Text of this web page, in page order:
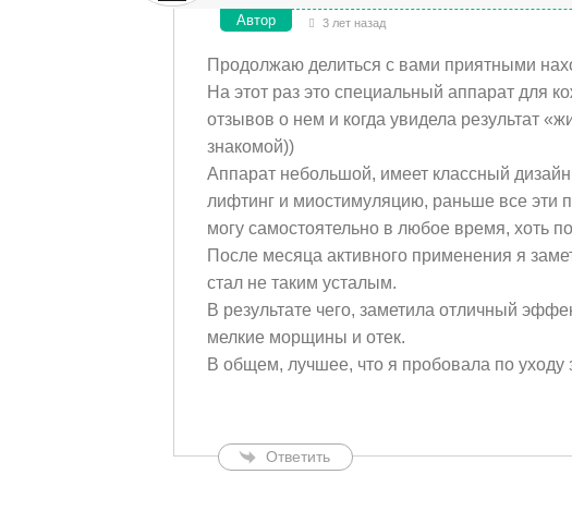
Автор 3 лет назад
Продолжаю делиться с вами приятными
На этот раз это специальный аппарат для
отзывов о нем и когда увидела результат
знакомой))
Аппарат небольшой, имеет классный
лифтинг и миостимуляцию, раньше все эти
могу самостоятельно в любое время, хоть
После месяца активного применения я
стал не таким усталым.
В результате чего, заметила отличный
мелкие морщины и отек.
В общем, лучшее, что я пробовала по уходу
Ответить